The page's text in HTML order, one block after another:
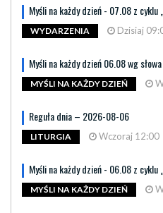
Myśli na każdy dzień - 07.08 z cyklu
WYDARZENIA Dzisiaj
Myśli na każdy dzień 06.08 wg
MYŚLI NA KAŻDY DZIEŃ
Reguła dnia – 2026-08-06
LITURGIA Wczoraj 12:00
Myśli na każdy dzień - 06.08 z cyklu
MYŚLI NA KAŻDY DZIEŃ